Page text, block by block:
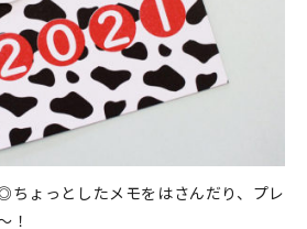
ょっとしたメモをはさんだり、プレ
！